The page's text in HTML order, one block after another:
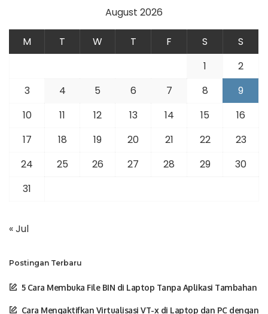
August 2026
M T W T F S
S
1
2
3
4 5 6 7 8
9
10
11 12 13 14 15
16
17
18 19 20 21 22
23
24
25 26 27 28 29
30
31
« Jul
Postingan Terbaru
5 Cara Membuka File BIN di Laptop Tanpa Aplikasi Tambahan
Cara Mengaktifkan Virtualisasi VT-x di Laptop dan PC dengan